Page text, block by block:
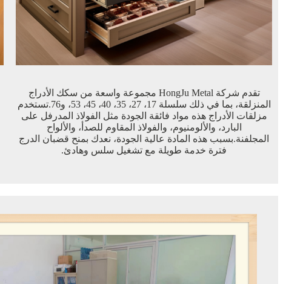
تقدم شركة HongJu Metal مجموعة واسعة من سكك الأدراج
المنزلقة، بما في ذلك سلسلة 17، 27، 35، 40، 45، 53، و76.تستخدم
مزلقات الأدراج هذه مواد فائقة الجودة مثل الفولاذ المدرفل على
البارد، والألومنيوم، والفولاذ المقاوم للصدأ، والألواح
المجلفنة.بسبب هذه المادة عالية الجودة، نعدك بمنح قضبان الدرج
فترة خدمة طويلة مع تشغيل سلس وهادئ.